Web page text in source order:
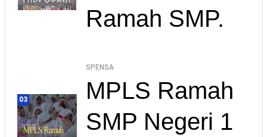
Ramah SMP.
03
SPENSA
MPLS Ramah
SMP Negeri 1